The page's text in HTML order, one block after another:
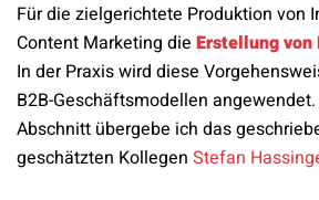
Für die zielgerichtete Produktion von
Content Marketing die Erstellung von
In der Praxis wird diese
B2B-Geschäftsmodellen
Abschnitt übergebe ich das
geschätzten Kollegen Stefan